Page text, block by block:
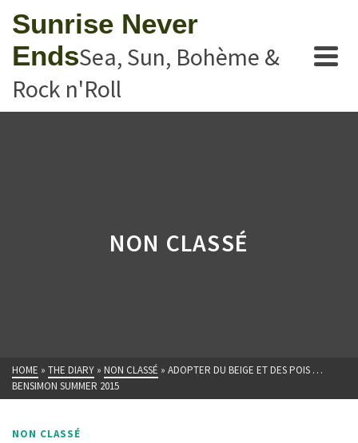
Sunrise Never
EndsSea, Sun, Bohème &
Rock n'Roll
NON CLASSÉ
HOME » THE DIARY » NON CLASSÉ » ADOPTER DU BEIGE ET DES POIS …
BENSIMON SUMMER 2015
NON CLASSÉ